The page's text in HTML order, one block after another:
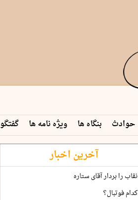
حوادث بنگاه ها ویژه نامه ها گفتگو
آخرین اخبار
نقاب را بردار آقای ستاره
کدام فوتبال؟